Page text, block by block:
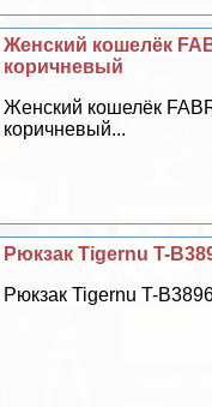
Женский кошелёк
коричневый
Женский кошелёк
коричневый...
Рюкзак Tigernu T-
Рюкзак Tigernu T-